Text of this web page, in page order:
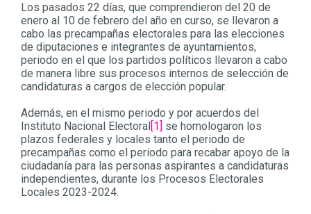
Los pasados 22 días, que comprendieron del 20 de
enero al 10 de febrero del año en curso, se llevaron a
cabo las precampañas electorales para las elecciones
de diputaciones e integrantes de ayuntamientos,
periodo en el que los partidos políticos llevaron a cabo
de manera libre sus procesos internos de selección de
candidaturas a cargos de elección popular.
Además, en el mismo periodo y por acuerdos del
Instituto Nacional Electoral[1] se homologaron los
plazos federales y locales tanto el periodo de
precampañas como el periodo para recabar apoyo de la
ciudadanía para las personas aspirantes a candidaturas
independientes, durante los Procesos Electorales
Locales 2023-2024.